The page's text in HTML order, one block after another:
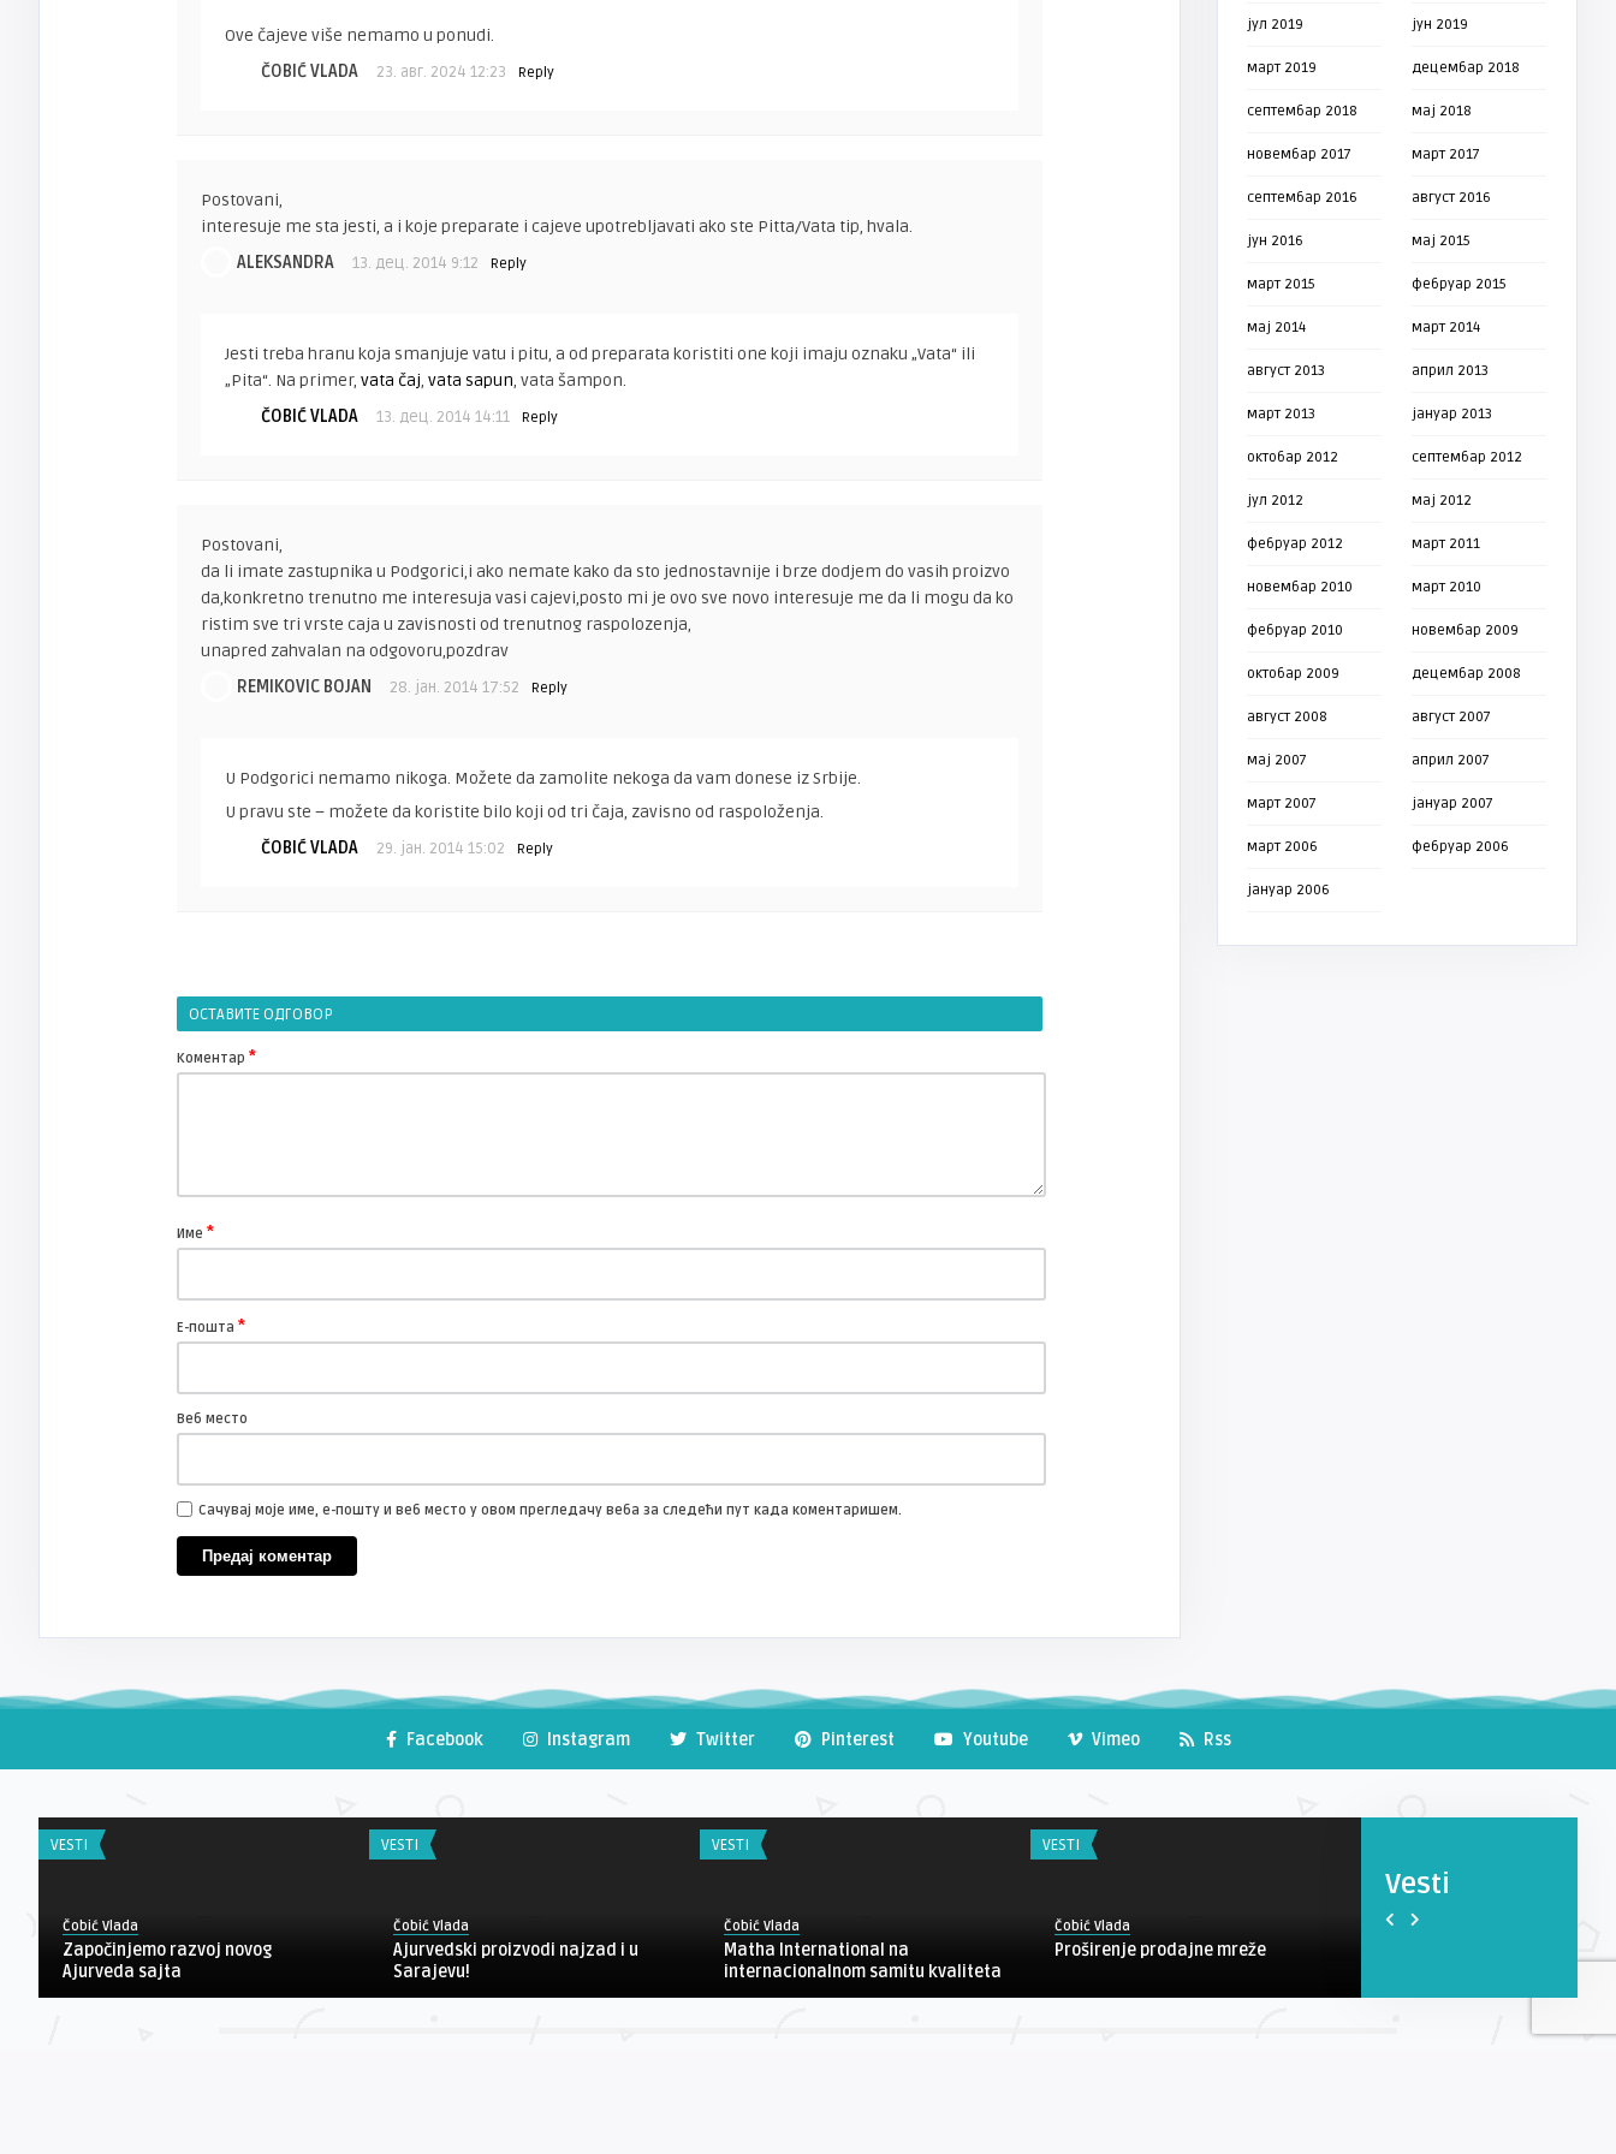
Ove čajeve više nemamo u ponudi.
ČOBIĆ VLADA
23. авг. 2024 12:23 Reply
Postovani,
interesuje me sta jesti, a i koje preparate i cajeve upotrebljavati ako ste Pitta/Vata tip, hvala.
ALEKSANDRA
13. дец. 2014 9:12 Reply
Jesti treba hranu koja smanjuje vatu i pitu, a od preparata koristiti one koji imaju oznaku „Vata“ ili
„Pita“. Na primer, vata čaj, vata sapun, vata šampon.
ČOBIĆ VLADA
13. дец. 2014 14:11 Reply
Postovani,
da li imate zastupnika u Podgorici,i ako nemate kako da sto jednostavnije i brze dodjem do vasih proizvo
da,konkretno trenutno me interesuja vasi cajevi,posto mi je ovo sve novo interesuje me da li mogu da ko
ristim sve tri vrste caja u zavisnosti od trenutnog raspolozenja,
unapred zahvalan na odgovoru,pozdrav
REMIKOVIC BOJAN
28. јан. 2014 17:52 Reply
U Podgorici nemamo nikoga. Možete da zamolite nekoga da vam donese iz Srbije.
U pravu ste – možete da koristite bilo koji od tri čaja, zavisno od raspoloženja.
ČOBIĆ VLADA
29. јан. 2014 15:02 Reply
ОСТАВИТЕ ОДГОВОР
Коментар *
Име *
Е-пошта *
Веб место
Сачувај моје име, е-пошту и веб место у овом прегледачу веба за следећи пут када коментаришем.
јул 2019 јун 2019
март 2019 децембар 2018
септембар 2018 мај 2018
новембар 2017 март 2017
септембар 2016 август 2016
јун 2016 мај 2015
март 2015 фебруар 2015
мај 2014 март 2014
август 2013 април 2013
март 2013 јануар 2013
октобар 2012 септембар 2012
јул 2012 мај 2012
фебруар 2012 март 2011
новембар 2010 март 2010
фебруар 2010 новембар 2009
октобар 2009 децембар 2008
август 2008 август 2007
мај 2007 април 2007
март 2007 јануар 2007
март 2006 фебруар 2006
јануар 2006
Facebook Instagram Twitter Pinterest Youtube Vimeo Rss
Vesti
VESTI
Čobić Vlada
Započinjemo razvoj novog
Ajurveda sajta
VESTI
Čobić Vlada
Ajurvedski proizvodi najzad i u
Sarajevu!
VESTI
Čobić Vlada
Matha International na
internacionalnom samitu kvaliteta
VESTI
Čobić Vlada
Proširenje prodajne mreže
Čobić Vlada